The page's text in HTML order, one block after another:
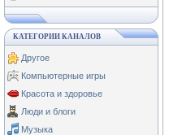
КАТЕГОРИИ КАНАЛОВ
Другое
Компьютерные игры
Красота и здоровье
Люди и блоги
Музыка